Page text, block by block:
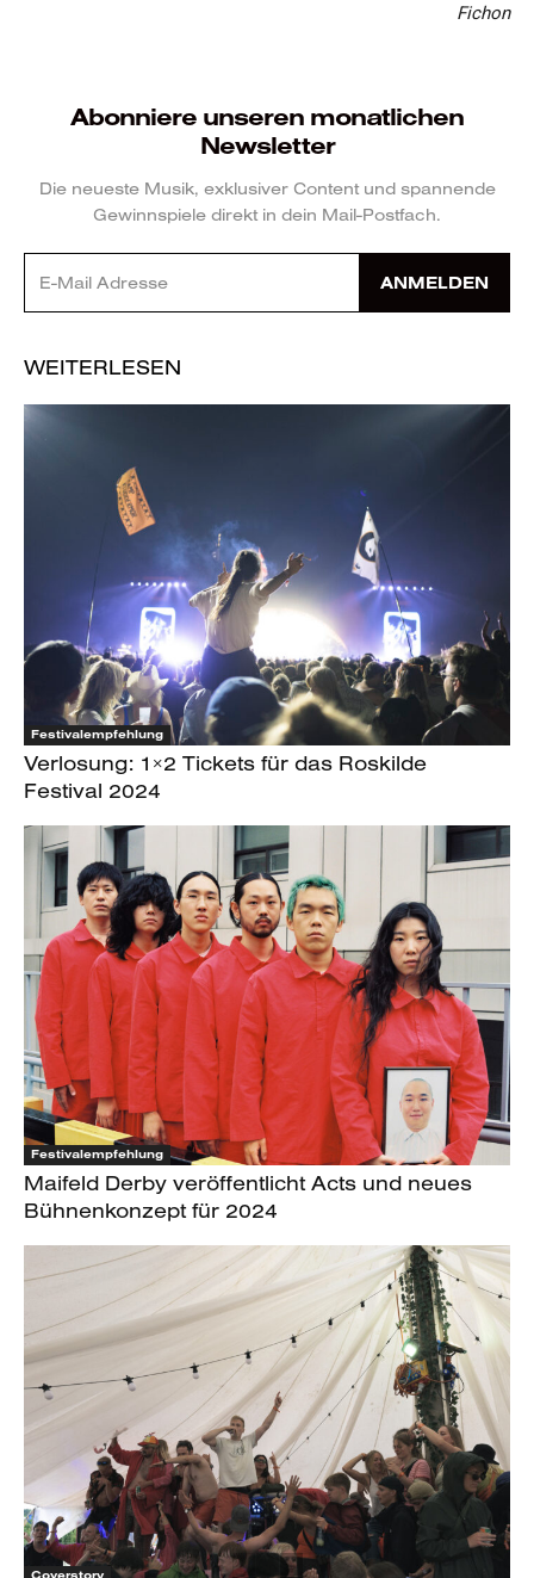
Fichon
Abonniere unseren monatlichen
Newsletter
Die neueste Musik, exklusiver Content und spannende
Gewinnspiele direkt in dein Mail-Postfach.
ANMELDEN
WEITERLESEN
Festivalempfehlung
Verlosung: 1×2 Tickets für das Roskilde
Festival 2024
Festivalempfehlung
Maifeld Derby veröffentlicht Acts und neues
Bühnenkonzept für 2024
Coverstory